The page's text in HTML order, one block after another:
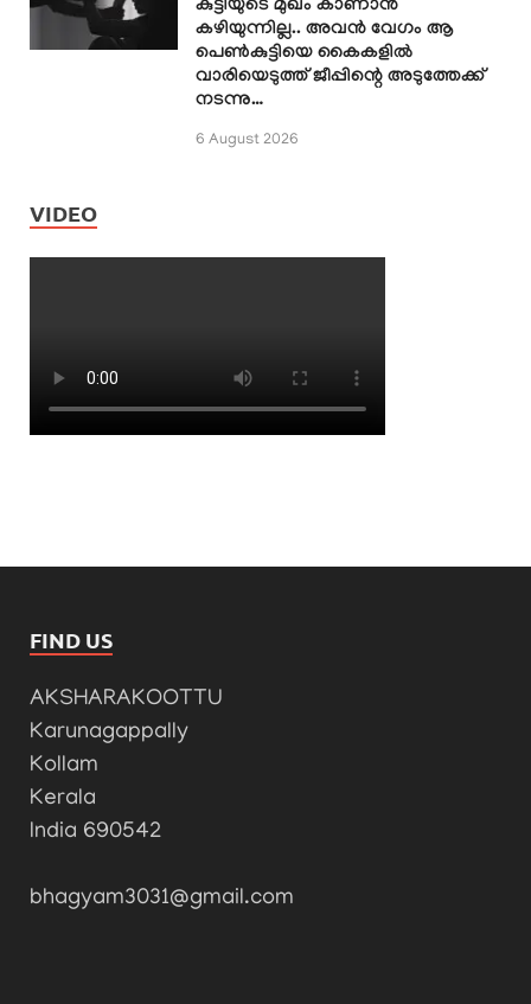
കുട്ടിയുടെ മുഖം കാണാൻ
കഴിയുന്നില്ല.. അവൻ വേഗം ആ
പെൺകുട്ടിയെ കൈകളിൽ
വാരിയെടുത്ത് ജീപ്പിന്റെ അടുത്തേക്ക്
നടന്നു…
6 August 2026
VIDEO
FIND US
AKSHARAKOOTTU
Karunagappally
Kollam
Kerala
India 690542
bhagyam3031@gmail.com